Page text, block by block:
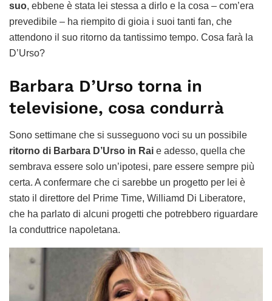
suo, ebbene è stata lei stessa a dirlo e la cosa – com’era
prevedibile – ha riempito di gioia i suoi tanti fan, che
attendono il suo ritorno da tantissimo tempo. Cosa farà la
D’Urso?
Barbara D’Urso torna in
televisione, cosa condurrà
Sono settimane che si susseguono voci su un possibile
ritorno di Barbara D’Urso in Rai e adesso, quella che
sembrava essere solo un’ipotesi, pare essere sempre più
certa. A confermare che ci sarebbe un progetto per lei è
stato il direttore del Prime Time, Williamd Di Liberatore,
che ha parlato di alcuni progetti che potrebbero riguardare
la conduttrice napoletana.